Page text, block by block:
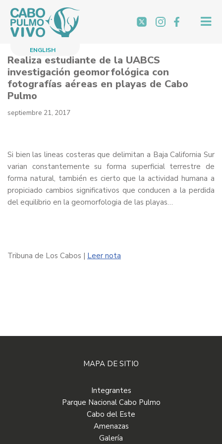
Saltar
al
contenidoENGLISH
Realiza estudiante de la UABCS
investigación geomorfológica con
fotografías aéreas en playas de Cabo
Pulmo
septiembre 21, 2017
Si bien las lineas costeras que delimitan a Baja California Sur
varian constantemente su forma superficial terrestre de
forma natural, también es cierto que la actividad humana a
propiciado cambios significativos que conducen a la perdida
del equilibrio en la geomorfologia de las playas…
Tribuna de Los Cabos | Leer nota
MAPA DE SITIO
Integrantes
Parque Nacional Cabo Pulmo
Cabo del Este
Amenazas
Galería